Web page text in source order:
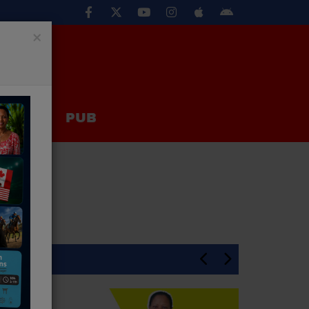
PUB
Une
×